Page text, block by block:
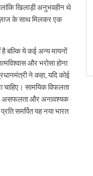
खिलाड़ी अनुभवहीन थे
के साथ मिलकर एक
है बल्कि ये कई अन्य मायनों
और भरोसा होना
ने कहा, यदि कोई
चाहिए। सामयिक विफलता
असफलता और अनावश्यक
समर्पित यह नया भारत